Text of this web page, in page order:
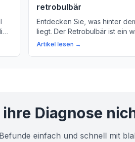
retrobulbär
Entdecken Sie, was hinter
liegt. Der Retrobulbär ist ein
in der Augenheilkunde, aber
Artikel lesen →
Diagnose
einfach und schnell mit